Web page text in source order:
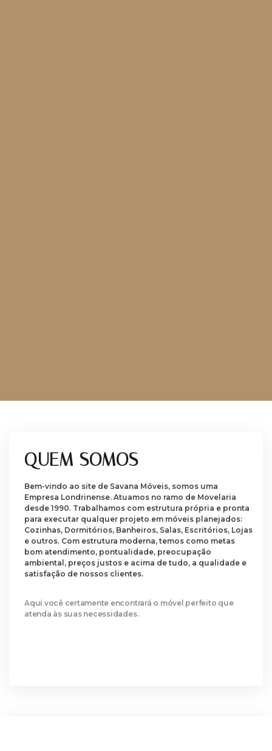
QUEM SOMOS
Bem-vindo ao site de Savana Móveis, somos uma
Empresa Londrinense. Atuamos no ramo de Movelaria
desde 1990. Trabalhamos com estrutura própria e pronta
para executar qualquer projeto em móveis planejados:
Cozinhas, Dormitórios, Banheiros, Salas, Escritórios, Lojas
e outros. Com estrutura moderna, temos como metas
bom atendimento, pontualidade, preocupação
ambiental, preços justos e acima de tudo, a qualidade e
satisfação de nossos clientes.
Aqui você certamente encontrará o móvel perfeito que
atenda às suas necessidades.